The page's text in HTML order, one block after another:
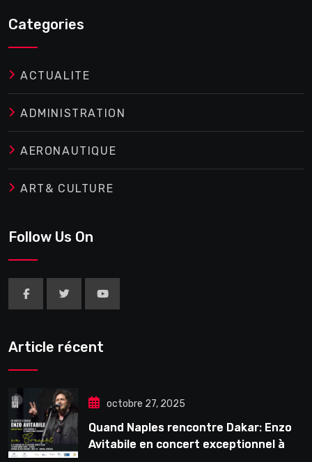
Categories
ACTUALITE
ADMINISTRATION
AERONAUTIQUE
ART& CULTURE
Follow Us On
Article récent
octobre 27, 2025
Quand Naples rencontre Dakar: Enzo
Avitabile en concert exceptionnel à